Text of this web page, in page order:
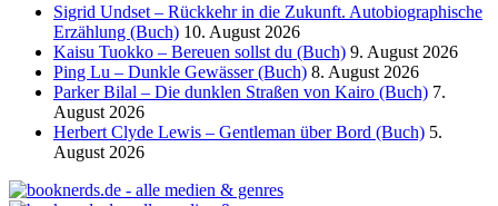
Sigrid Undset – Rückkehr in die Zukunft. Autobiographische
Erzählung (Buch) 10. August 2026
Kaisu Tuokko – Bereuen sollst du (Buch) 9. August 2026
Ping Lu – Dunkle Gewässer (Buch) 8. August 2026
Parker Bilal – Die dunklen Straßen von Kairo (Buch) 7.
August 2026
Herbert Clyde Lewis – Gentleman über Bord (Buch) 5.
August 2026